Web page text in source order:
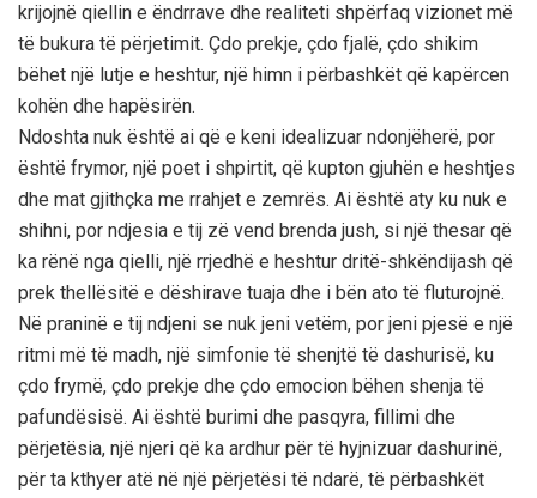
krijojnë qiellin e ëndrrave dhe realiteti shpërfaq vizionet më
të bukura të përjetimit. Çdo prekje, çdo fjalë, çdo shikim
bëhet një lutje e heshtur, një himn i përbashkët që kapërcen
kohën dhe hapësirën.
Ndoshta nuk është ai që e keni idealizuar ndonjëherë, por
është frymor, një poet i shpirtit, që kupton gjuhën e heshtjes
dhe mat gjithçka me rrahjet e zemrës. Ai është aty ku nuk e
shihni, por ndjesia e tij zë vend brenda jush, si një thesar që
ka rënë nga qielli, një rrjedhë e heshtur dritë-shkëndijash që
prek thellësitë e dëshirave tuaja dhe i bën ato të fluturojnë.
Në praninë e tij ndjeni se nuk jeni vetëm, por jeni pjesë e një
ritmi më të madh, një simfonie të shenjtë të dashurisë, ku
çdo frymë, çdo prekje dhe çdo emocion bëhen shenja të
pafundësisë. Ai është burimi dhe pasqyra, fillimi dhe
përjetësia, një njeri që ka ardhur për të hyjnizuar dashurinë,
për ta kthyer atë në një përjetësi të ndarë, të përbashkët